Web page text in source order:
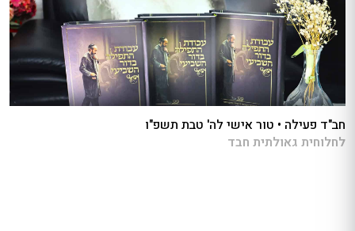
חב"ד פעילה • טור אישי לה' טבת תשפ"ו
לחלוחית גאולתית חבד